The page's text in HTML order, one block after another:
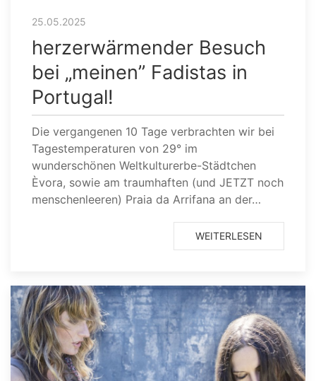
25.05.2025
herzerwärmender Besuch
bei „meinen” Fadistas in
Portugal!
Die vergangenen 10 Tage verbrachten wir bei
Tagestemperaturen von 29° im
wunderschönen Weltkulturerbe-Städtchen
Èvora, sowie am traumhaften (und JETZT noch
menschenleeren) Praia da Arrifana an der…
WEITERLESEN